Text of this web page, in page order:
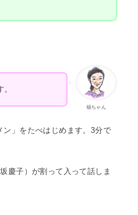
福ちゃん
」をたべはじめます。3分で
慶子）が割って入って話しま